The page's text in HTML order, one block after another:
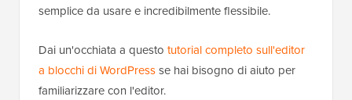
semplice da usare e incredibilmente flessibile.
Dai un'occhiata a questo tutorial completo sull'editor
a blocchi di WordPressse hai bisogno di aiuto per
familiarizzare con l'editor.